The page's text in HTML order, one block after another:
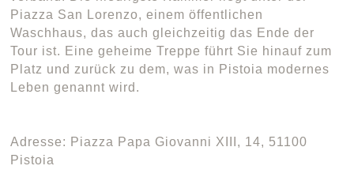
Piazza San Lorenzo, einem öffentlichen
Waschhaus, das auch gleichzeitig das Ende der
Tour ist. Eine geheime Treppe führt Sie hinauf zum
Platz und zurück zu dem, was in Pistoia modernes
Leben genannt wird.
Adresse: Piazza Papa Giovanni XIII, 14, 51100
Pistoia